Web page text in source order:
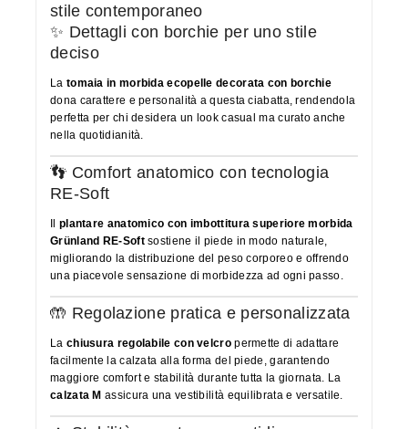
stile contemporaneo
✨ Dettagli con borchie per uno stile
deciso
La tomaia in morbida ecopelle decorata con borchie
dona carattere e personalità a questa ciabatta, rendendola
perfetta per chi desidera un look casual ma curato anche
nella quotidianità.
👣 Comfort anatomico con tecnologia
RE-Soft
Il plantare anatomico con imbottitura superiore morbida
Grünland RE-Softsostiene il piede in modo naturale,
migliorando la distribuzione del peso corporeo e offrendo
una piacevole sensazione di morbidezza ad ogni passo.
🤲 Regolazione pratica e personalizzata
La chiusura regolabile con velcropermette di adattare
facilmente la calzata alla forma del piede, garantendo
maggiore comfort e stabilità durante tutta la giornata. La
calzata M assicura una vestibilità equilibrata e versatile.